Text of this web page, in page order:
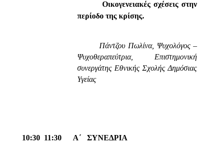
Οικογενειακές σχέσεις στην
περίοδο της κρίσης.
Πάντζου Πωλίνα, Ψυχολόγος –
Ψυχοθεραπεύτρια, Επιστημονική
συνεργάτης Εθνικής Σχολής Δημόσιας
Υγείας
10:30  11:30 Α΄ ΣΥΝΕΔΡΙΑ